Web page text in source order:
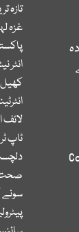
تازہ
غزہ
انٹر
کھیل
لائف
ٹاپ
سونے